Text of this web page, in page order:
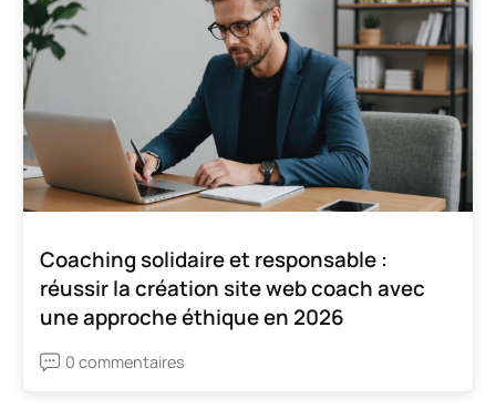
Coaching solidaire et responsable :
réussir la création site web coach avec
une approche éthique en 2026
0 commentaires